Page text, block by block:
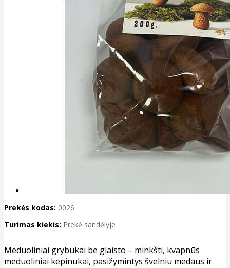
Prekės kodas: 0026
Turimas kiekis: Prekė sandėlyje
Meduoliniai grybukai be glaisto – minkšti, kvapnūs
meduoliniai kepinukai, pasižymintys švelniu medaus ir